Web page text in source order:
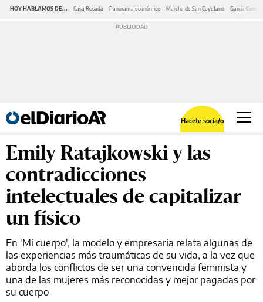
HOY HABLAMOS DE... Casa Rosada Panorama económico Marcha de San Cayetano García Cuerva
Hacete socia/o
Emily Ratajkowski y las
contradicciones
intelectuales de capitalizar
un físico
En 'Mi cuerpo', la modelo y empresaria relata algunas de
las experiencias más traumáticas de su vida, a la vez que
aborda los conflictos de ser una convencida feminista y
una de las mujeres más reconocidas y mejor pagadas por
su cuerpo